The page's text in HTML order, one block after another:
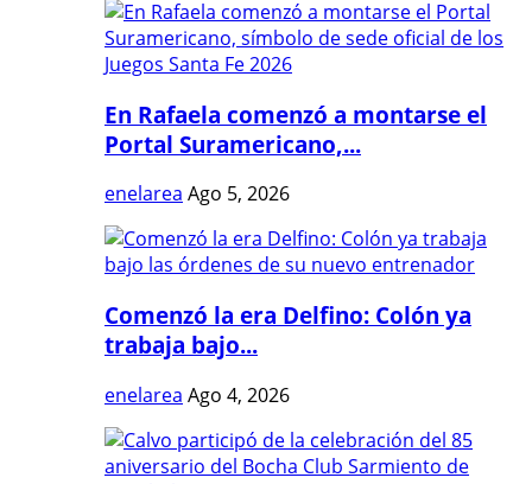
En Rafaela comenzó a montarse el
Portal Suramericano,...
enelarea Ago 5, 2026
Comenzó la era Delfino: Colón ya
trabaja bajo...
enelarea Ago 4, 2026